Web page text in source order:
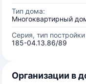
Тип дома:
Многоквартирный
Серия, тип
185-04.13.86/89
Организации в